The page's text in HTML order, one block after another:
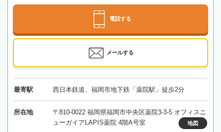
電話する
メールする
最寄駅 西日本鉄道、福岡市地下鉄「薬院駅」徒歩2分
所在地
〒810-0022 福岡県福岡市中央区薬院3-3-5 オフィスニ
ューガイアLAPIS薬院 4階A号室
地図